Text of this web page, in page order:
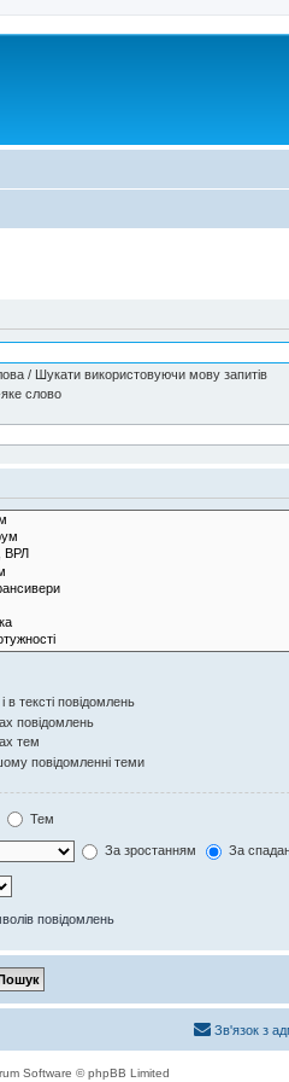
/ Шукати використовуючи мову запитів
слово
в тексті повідомлень
повідомлень
тем
повідомленні теми
Тем
За зростанням За
повідомлень
Зв'язок з
Software © phpBB Limited